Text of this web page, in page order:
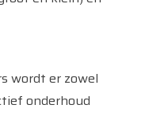
wordt er zowel
onderhoud